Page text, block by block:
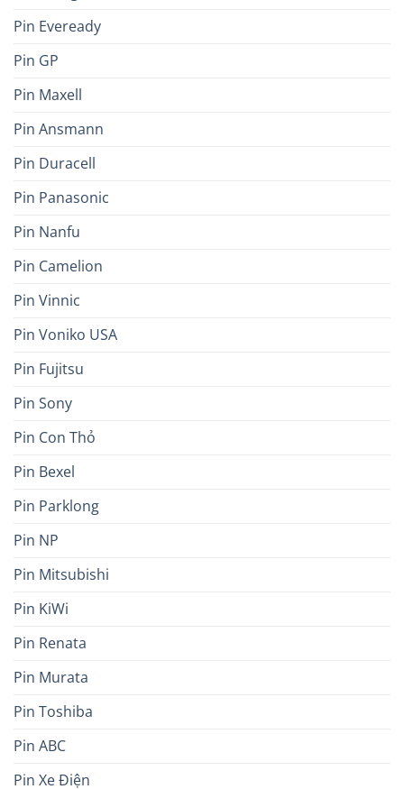
Pin Eveready
Pin GP
Pin Maxell
Pin Ansmann
Pin Duracell
Pin Panasonic
Pin Nanfu
Pin Camelion
Pin Vinnic
Pin Voniko USA
Pin Fujitsu
Pin Sony
Pin Con Thỏ
Pin Bexel
Pin Parklong
Pin NP
Pin Mitsubishi
Pin KiWi
Pin Renata
Pin Murata
Pin Toshiba
Pin ABC
Pin Xe Điện